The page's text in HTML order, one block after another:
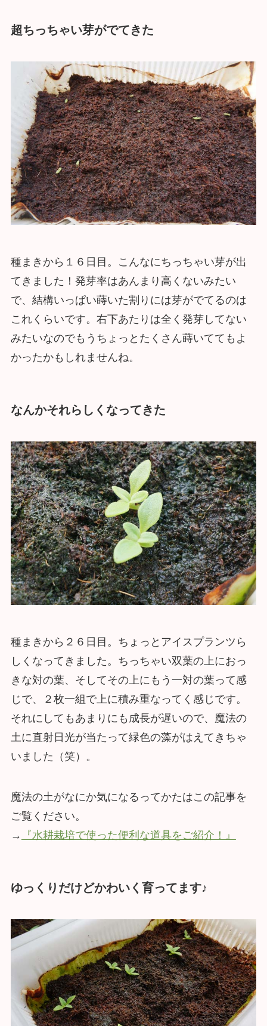
超ちっちゃい芽がでてきた
種まきから１６日目。こんなにちっちゃい芽が出
てきました！発芽率はあんまり高くないみたい
で、結構いっぱい蒔いた割りには芽がでてるのは
これくらいです。右下あたりは全く発芽してない
みたいなのでもうちょっとたくさん蒔いててもよ
かったかもしれませんね。
なんかそれらしくなってきた
種まきから２６日目。ちょっとアイスプランツら
しくなってきました。ちっちゃい双葉の上におっ
きな対の葉、そしてその上にもう一対の葉って感
じで、２枚一組で上に積み重なってく感じです。
それにしてもあまりにも成長が遅いので、魔法の
土に直射日光が当たって緑色の藻がはえてきちゃ
いました（笑）。
魔法の土がなにか気になるってかたはこの記事を
ご覧ください。
→
『水耕栽培で使った便利な道具をご紹介！』
ゆっくりだけどかわいく育ってます♪